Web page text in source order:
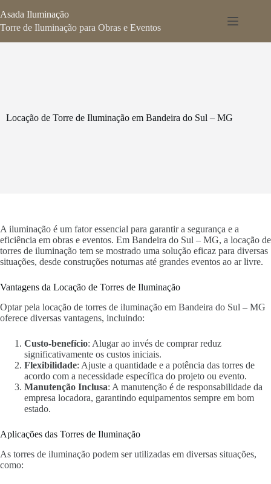
para
o
Asada Iluminação
Torre de Iluminação para Obras e Eventos
Locação de Torre de Iluminação em Bandeira do Sul – MG
A iluminação é um fator essencial para garantir a segurança e a
eficiência em obras e eventos. Em Bandeira do Sul – MG, a locação de
torres de iluminação tem se mostrado uma solução eficaz para diversas
situações, desde construções noturnas até grandes eventos ao ar livre.
Vantagens da Locação de Torres de Iluminação
Optar pela locação de torres de iluminação em Bandeira do Sul – MG
oferece diversas vantagens, incluindo:
Custo-benefício: Alugar ao invés de comprar reduz
significativamente os custos iniciais.
Flexibilidade: Ajuste a quantidade e a potência das torres de
acordo com a necessidade específica do projeto ou evento.
Manutenção Inclusa: A manutenção é de responsabilidade da
empresa locadora, garantindo equipamentos sempre em bom
estado.
Aplicações das Torres de Iluminação
As torres de iluminação podem ser utilizadas em diversas situações,
como: